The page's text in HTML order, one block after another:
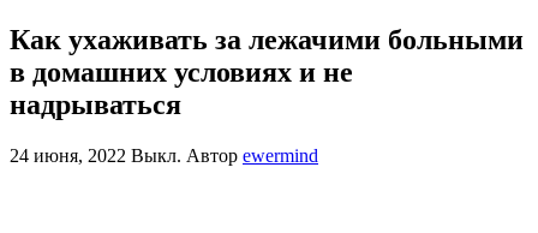
Как ухаживать за лежачими больными
в домашних условиях и не
надрываться
24 июня, 2022 Выкл. Автор ewermind